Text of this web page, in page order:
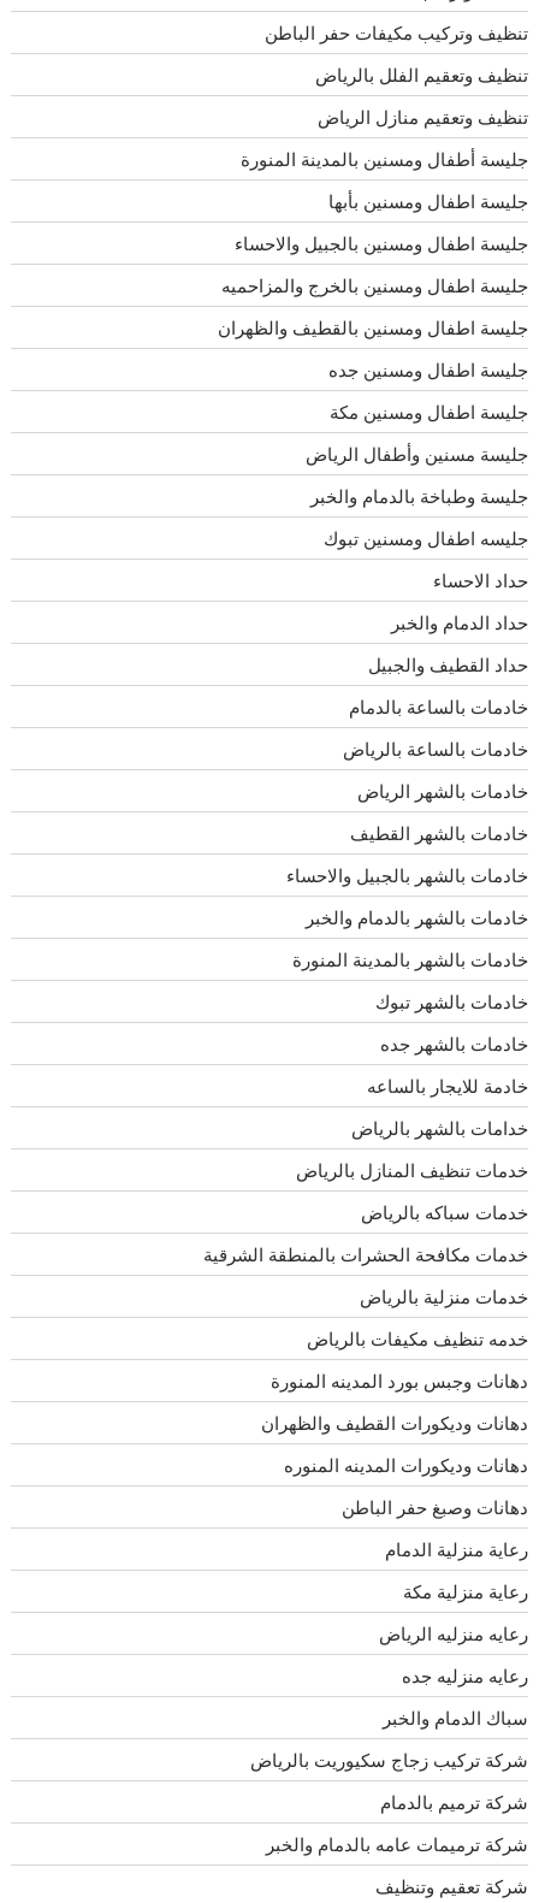
تنظيف وتركيب مكيفات حفر الباطن
تنظيف وتعقيم الفلل بالرياض
تنظيف وتعقيم منازل الرياض
جليسة أطفال ومسنين بالمدينة المنورة
جليسة اطفال ومسنين بأبها
جليسة اطفال ومسنين بالجبيل والاحساء
جليسة اطفال ومسنين بالخرج والمزاحميه
جليسة اطفال ومسنين بالقطيف والظهران
جليسة اطفال ومسنين جده
جليسة اطفال ومسنين مكة
جليسة مسنين وأطفال الرياض
جليسة وطباخة بالدمام والخبر
جليسه اطفال ومسنين تبوك
حداد الاحساء
حداد الدمام والخبر
حداد القطيف والجبيل
خادمات بالساعة بالدمام
خادمات بالساعة بالرياض
خادمات بالشهر الرياض
خادمات بالشهر القطيف
خادمات بالشهر بالجبيل والاحساء
خادمات بالشهر بالدمام والخبر
خادمات بالشهر بالمدينة المنورة
خادمات بالشهر تبوك
خادمات بالشهر جده
خادمة للايجار بالساعه
خدامات بالشهر بالرياض
خدمات تنظيف المنازل بالرياض
خدمات سباكه بالرياض
خدمات مكافحة الحشرات بالمنطقة الشرقية
خدمات منزلية بالرياض
خدمه تنظيف مكيفات بالرياض
دهانات وجبس بورد المدينه المنورة
دهانات وديكورات القطيف والظهران
دهانات وديكورات المدينه المنوره
دهانات وصبغ حفر الباطن
رعاية منزلية الدمام
رعاية منزلية مكة
رعايه منزليه الرياض
رعايه منزليه جده
سباك الدمام والخبر
شركة تركيب زجاج سكيوريت بالرياض
شركة ترميم بالدمام
شركة ترميمات عامه بالدمام والخبر
شركة تعقيم وتنظيف